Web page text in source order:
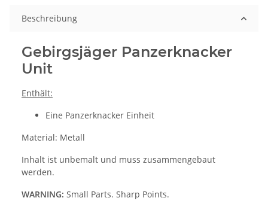
Beschreibung
Gebirgsjäger Panzerknacker
Unit
Enthält:
Eine Panzerknacker Einheit
Material: Metall
Inhalt ist unbemalt und muss zusammengebaut
werden.
WARNING: Small Parts. Sharp Points.